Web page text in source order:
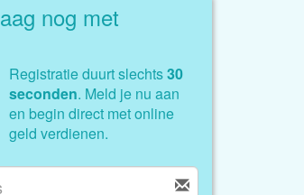
nog met
Registratie duurt slechts30
seconden. Meld je nu aan
en begin direct met online
geld verdienen.